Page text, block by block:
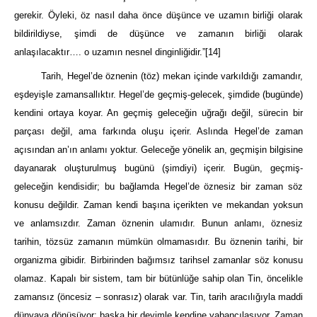
gerekir. Öyleki, öz nasıl daha önce düşünce ve uzamın birliği olarak
bildirildiyse, şimdi de düşünce ve zamanın birliği olarak
anlaşılacaktır…. o uzamın nesnel dinginliğidir.”[14]
Tarih, Hegel’de öznenin (töz) mekan içinde varkıldığı zamandır,
eşdeyişle zamansallıktır. Hegel’de geçmiş-gelecek, şimdide (bugünde)
kendini ortaya koyar. An geçmiş geleceğin uğrağı değil, sürecin bir
parçası değil, ama farkında oluşu içerir. Aslında Hegel’de zaman
açısından an’ın anlamı yoktur. Geleceğe yönelik an, geçmişin bilgisine
dayanarak oluşturulmuş bugünü (şimdiyi) içerir. Bugün, geçmiş-
geleceğin kendisidir; bu bağlamda Hegel’de öznesiz bir zaman söz
konusu değildir. Zaman kendi başına içerikten ve mekandan yoksun
ve anlamsızdır. Zaman öznenin ulamıdır. Bunun anlamı, öznesiz
tarihin, tözsüz zamanın mümkün olmamasıdır. Bu öznenin tarihi, bir
organizma gibidir. Birbirinden bağımsız tarihsel zamanlar söz konusu
olamaz. Kapalı bir sistem, tam bir bütünlüğe sahip olan Tin, öncelikle
zamansız (öncesiz – sonrasız) olarak var. Tin, tarih aracılığıyla maddi